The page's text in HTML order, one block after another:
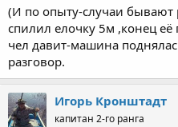
(И по опыту-случаи бывают
спилил елочку 5м ,конец
чел давит-машина
разговор.
Игорь Кронштадт
капитан 2-го ранга